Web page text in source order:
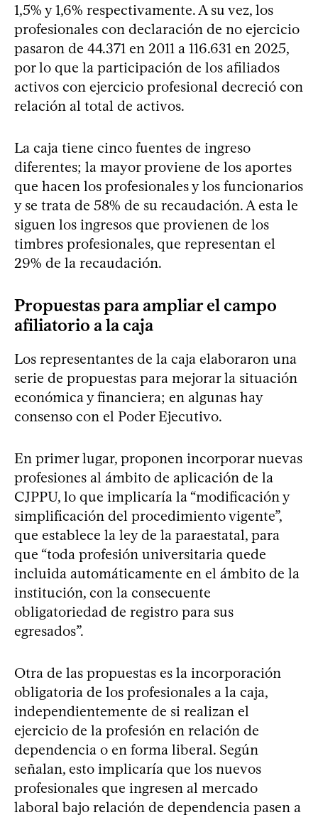
1,5% y 1,6% respectivamente. A su vez, los
profesionales con declaración de no ejercicio
pasaron de 44.371 en 2011 a 116.631 en 2025,
por lo que la participación de los afiliados
activos con ejercicio profesional decreció con
relación al total de activos.
La caja tiene cinco fuentes de ingreso
diferentes; la mayor proviene de los aportes
que hacen los profesionales y los funcionarios
y se trata de 58% de su recaudación. A esta le
siguen los ingresos que provienen de los
timbres profesionales, que representan el
29% de la recaudación.
Propuestas para ampliar el campo
afiliatorio a la caja
Los representantes de la caja elaboraron una
serie de propuestas para mejorar la situación
económica y financiera; en algunas hay
consenso con el Poder Ejecutivo.
En primer lugar, proponen incorporar nuevas
profesiones al ámbito de aplicación de la
CJPPU, lo que implicaría la “modificación y
simplificación del procedimiento vigente”,
que establece la ley de la paraestatal, para
que “toda profesión universitaria quede
incluida automáticamente en el ámbito de la
institución, con la consecuente
obligatoriedad de registro para sus
egresados”.
Otra de las propuestas es la incorporación
obligatoria de los profesionales a la caja,
independientemente de si realizan el
ejercicio de la profesión en relación de
dependencia o en forma liberal. Según
señalan, esto implicaría que los nuevos
profesionales que ingresen al mercado
laboral bajo relación de dependencia pasen a